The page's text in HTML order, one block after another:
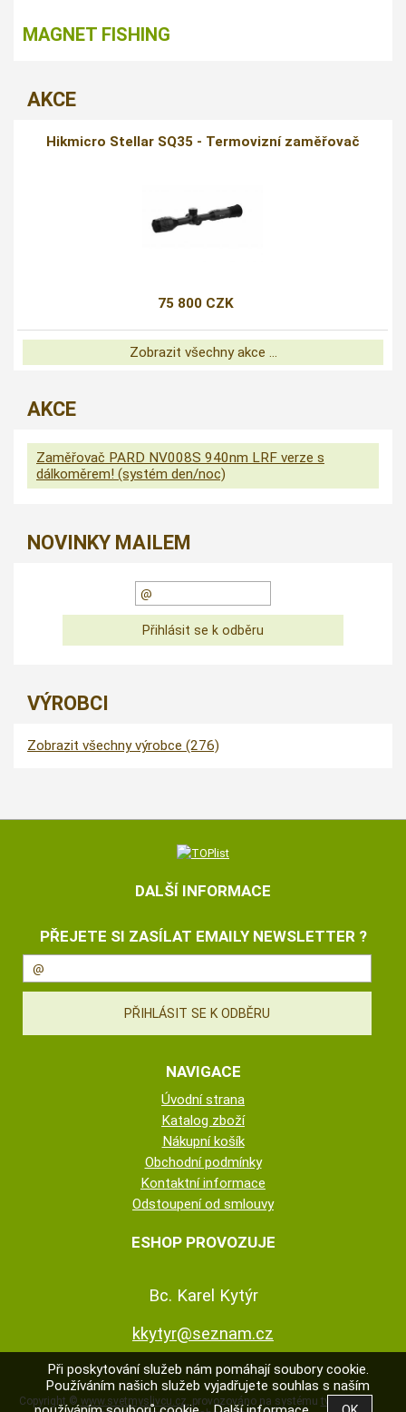
MAGNET FISHING
AKCE
Hikmicro Stellar SQ35 - Termovizní zaměřovač
75 800 CZK
Zobrazit všechny akce ...
AKCE
Zaměřovač PARD NV008S 940nm LRF verze s
dálkoměrem! (systém den/noc)
NOVINKY MAILEM
VÝROBCI
Zobrazit všechny výrobce (276)
DALŠÍ INFORMACE
PŘEJETE SI ZASÍLAT EMAILY NEWSLETTER ?
NAVIGACE
Úvodní strana
Katalog zboží
Nákupní košík
Obchodní podmínky
Kontaktní informace
Odstoupení od smlouvy
ESHOP PROVOZUJE
Bc. Karel Kytýr
kkytyr@seznam.cz
Copyright © www.svetmyslivcu.cz, provozováno na systému tvorba
Při poskytování služeb nám pomáhají soubory cookie.
Používáním našich služeb vyjadřujete souhlas s naším